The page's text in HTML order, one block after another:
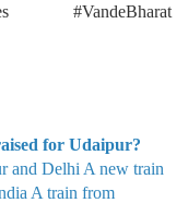
#VandeBharat
for Udaipur?
and Delhi A new train
A train from